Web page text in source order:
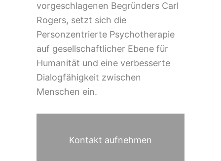
vorgeschlagenen Begründers Carl
Rogers, setzt sich die
Personzentrierte Psychotherapie
auf gesellschaftlicher Ebene für
Humanität und eine verbesserte
Dialogfähigkeit zwischen
Menschen ein.
Kontakt aufnehmen